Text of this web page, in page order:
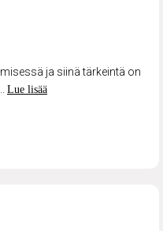
ja siinä tärkeintä on
Lue lisää
vapaa